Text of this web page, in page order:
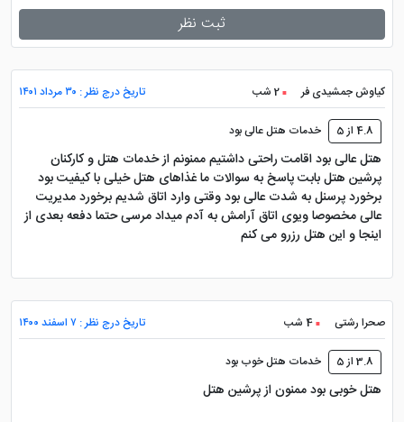
پرشین هتل برای تور دبی و
خدماتی عرضه می کند؟
سایت پرشین هتل
با ارائه خدماتی نظیر پشتیبانی 24
ساعته، نظر سنجی های مداوم در سفر، ثبت نظرات حقیقی
میهمانان، امتیاز ویژه در باشگاه مشتریان، تخفیف های
واقعی و ... همراه کاربران سایت خود خواهد بود. ضمن این
که کارگزاری رسمی سایت پرشین هتل در مشهد ، تهران و
کیش، به صورت حضوری پاسخگوی کاربران خواهد بود.علاوه
دیگری نیز دریافت کنید.
ثبت نظر
کیاوش جمشیدی فر 2 شب تاریخ درج نظر : ۳۰ مرداد ۱۴۰۱
4.8 از 5 خدمات هتل عالی بود
هتل عالی بود اقامت راحتی داشتیم ممنونم از خدمات هتل و کارکنان
پرشین هتل بابت پاسخ به سوالات ما غذاهای هتل خیلی با کیفیت بود
برخورد پرسنل به شدت عالی بود وقتی وارد اتاق شدیم برخورد مدیریت
عالی مخصوصا ویوی اتاق آرامش به آدم میداد مرسی حتما دفعه بعدی از
اینجا و این هتل رزرو می کنم
صحرا رشتی 4 شب تاریخ درج نظر : ۷ اسفند ۱۴۰۰
3.8 از 5 خدمات هتل خوب بود
هتل خوبی بود ممنون از پرشین هتل